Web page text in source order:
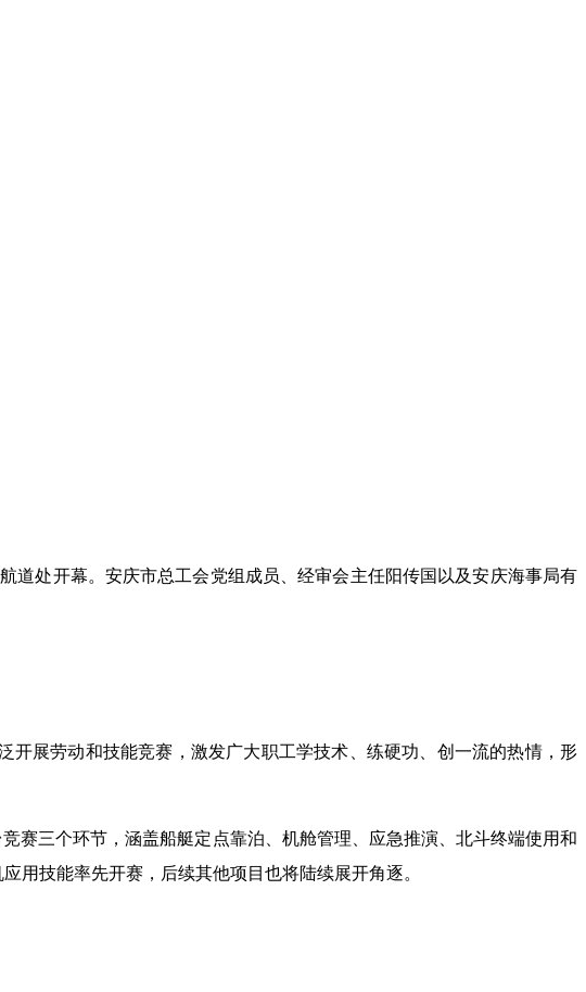
处开幕。安庆市总工会党组成员、经审会主任阳传国以及安庆海事局有
展劳动和技能竞赛，激发广大职工学技术、练硬功、创一流的热情，形
三个环节，涵盖船艇定点靠泊、机舱管理、应急推演、北斗终端使用和
技能率先开赛，后续其他项目也将陆续展开角逐。